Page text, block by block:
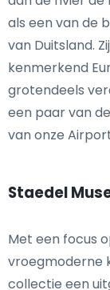
als een van de
van Duitsland.
kenmerkend
grotendeels
een paar van
van onze
Staedel
Met een focus
vroegmoderne
collectie een